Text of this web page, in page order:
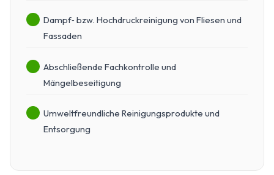
Dampf‑ bzw. Hochdruckreinigung von Fliesen und
Fassaden
Abschließende Fachkontrolle und
Mängelbeseitigung
Umweltfreundliche Reinigungsprodukte und
Entsorgung